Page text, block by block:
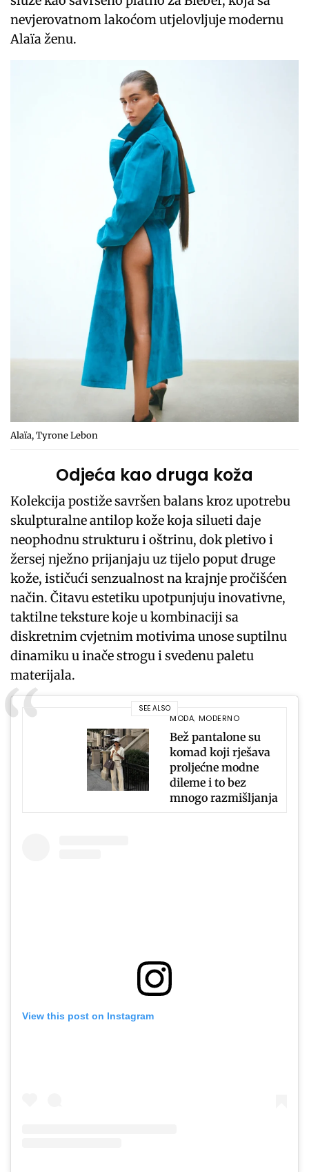
nevjerovatnom lakoćom utjelovljuje modernu
Alaïa ženu.
Alaïa, Tyrone Lebon
Odjeća kao druga koža
Kolekcija postiže savršen balans kroz upotrebu
skulpturalne antilop kože koja silueti daje
neophodnu strukturu i oštrinu, dok pletivo i
žersej nježno prijanjaju uz tijelo poput druge
kože, ističući senzualnost na krajnje pročišćen
način. Čitavu estetiku upotpunjuju inovativne,
taktilne teksture koje u kombinaciji sa
diskretnim cvjetnim motivima unose suptilnu
dinamiku u inače strogu i svedenu paletu
materijala.
SEE ALSO
MODA, MODERNO
Bež pantalone su
komad koji rješava
proljećne modne
dileme i to bez
mnogo razmišljanja
View this post on Instagram